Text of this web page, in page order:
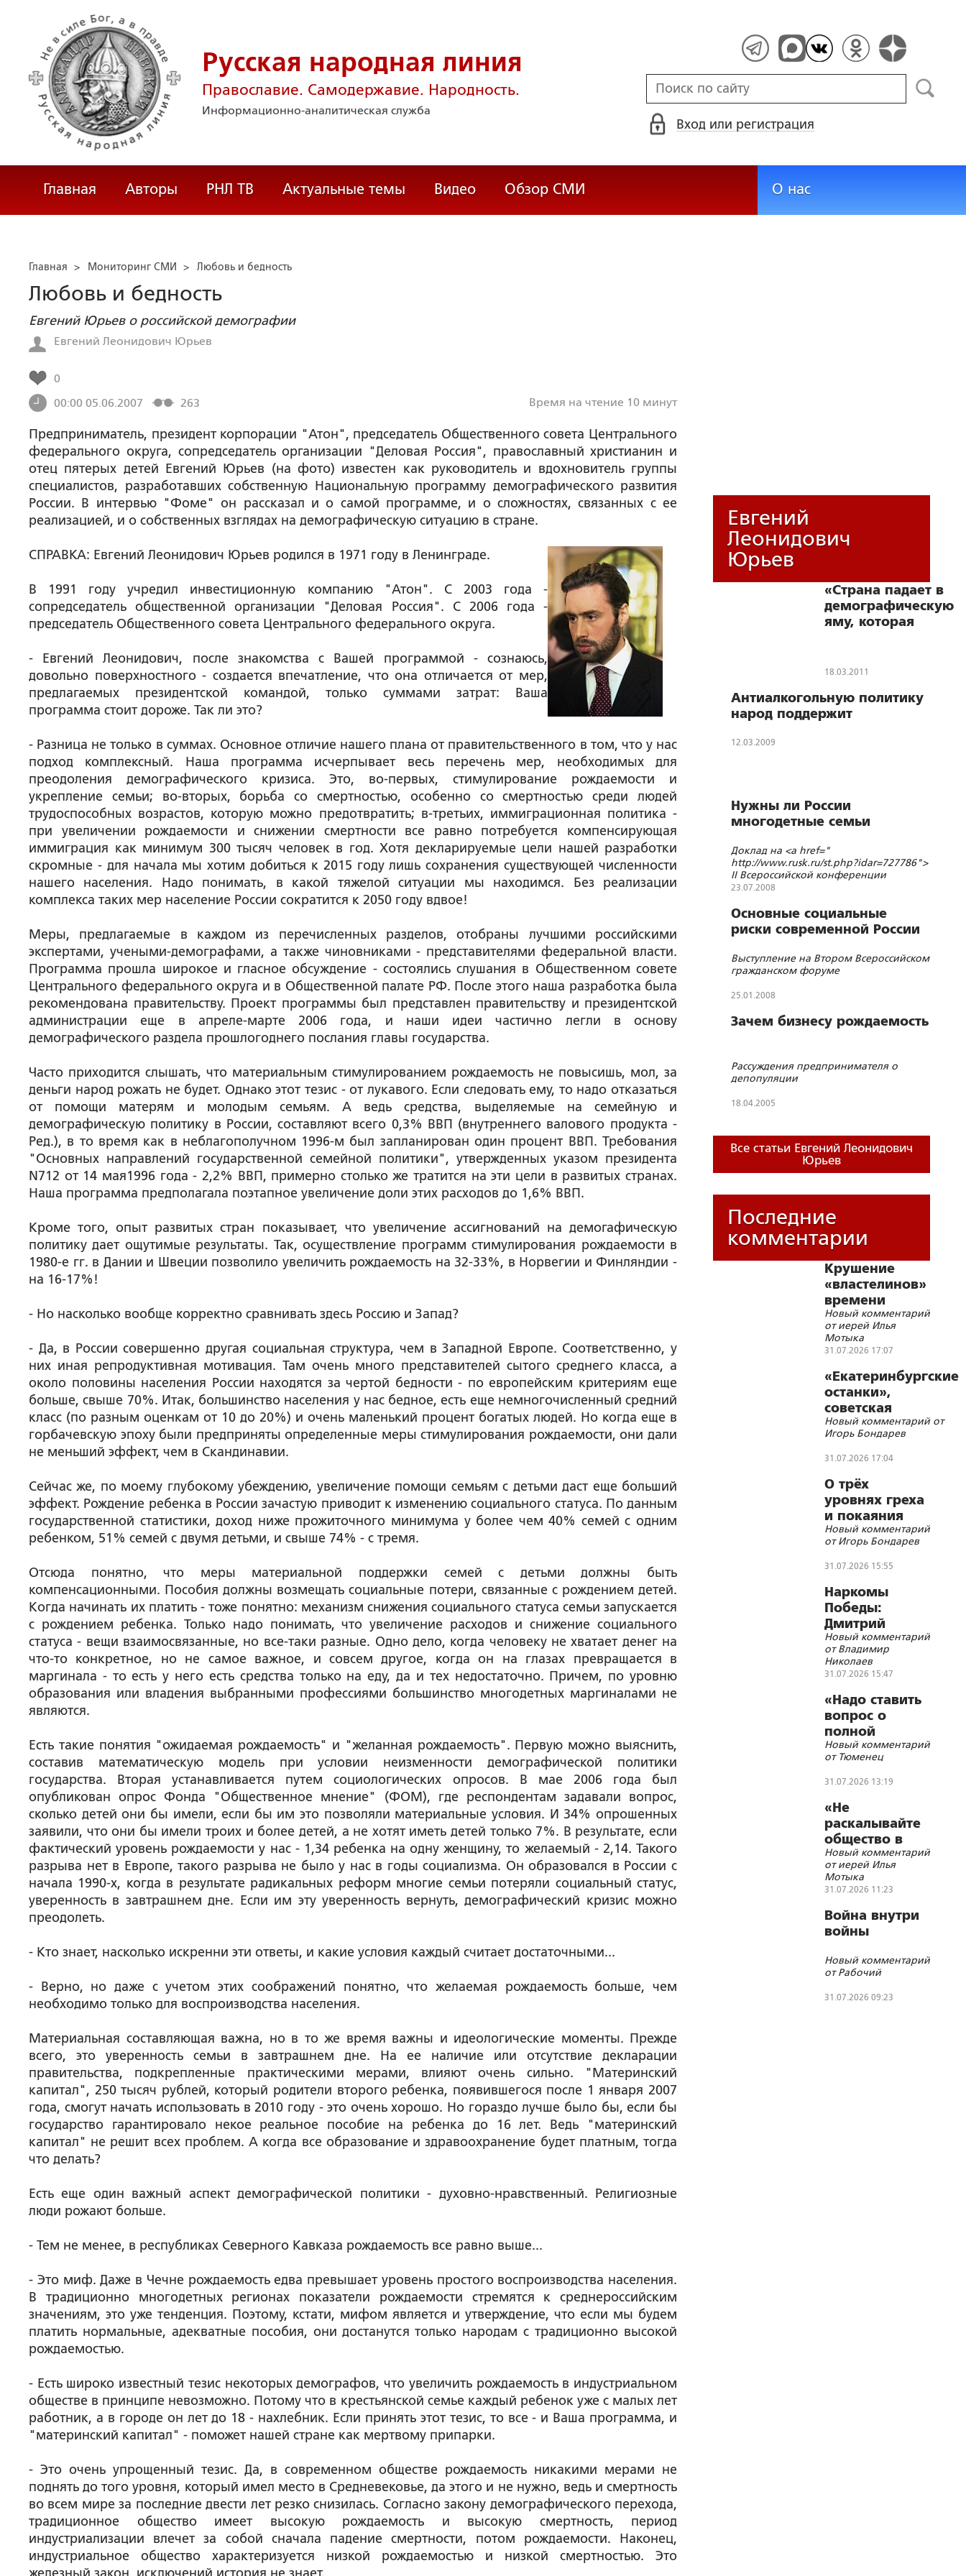
Русская народная линия
Православие. Самодержавие. Народность.
Информационно-аналитическая служба
Вход или регистрация
Главная Авторы РНЛ ТВ Актуальные темы Видео Обзор СМИ О нас
Главная > Мониторинг СМИ > Любовь и бедность
Любовь и бедность
Евгений Юрьев о российской демографии
Евгений Леонидович Юрьев
0
00:00 05.06.2007
263 Время на чтение 10 минут
Предприниматель, президент корпорации "Атон", председатель Общественного совета Центрального
федерального округа, сопредседатель организации "Деловая Россия", православный христианин и
отец пятерых детей Евгений Юрьев (на фото) известен как руководитель и вдохновитель группы
специалистов, разработавших собственную Национальную программу демографического развития
России. В интервью "Фоме" он рассказал и о самой программе, и о сложностях, связанных с ее
реализацией, и о собственных взглядах на демографическую ситуацию в стране.
СПРАВКА: Евгений Леонидович Юрьев родился в 1971 году в Ленинграде.
В 1991 году учредил инвестиционную компанию "Атон". С 2003 года -
сопредседатель общественной организации "Деловая Россия". С 2006 года -
председатель Общественного совета Центрального федерального округа.
- Евгений Леонидович, после знакомства с Вашей программой - сознаюсь,
довольно поверхностного - создается впечатление, что она отличается от мер,
предлагаемых президентской командой, только суммами затрат: Ваша
программа стоит дороже. Так ли это?
- Разница не только в суммах. Основное отличие нашего плана от правительственного в том, что у нас
подход комплексный. Наша программа исчерпывает весь перечень мер, необходимых для
преодоления демографического кризиса. Это, во-первых, стимулирование рождаемости и
укрепление семьи; во-вторых, борьба со смертностью, особенно со смертностью среди людей
трудоспособных возрастов, которую можно предотвратить; в-третьих, иммиграционная политика -
при увеличении рождаемости и снижении смертности все равно потребуется компенсирующая
иммиграция как минимум 300 тысяч человек в год. Хотя декларируемые цели нашей разработки
скромные - для начала мы хотим добиться к 2015 году лишь сохранения существующей численности
нашего населения. Надо понимать, в какой тяжелой ситуации мы находимся. Без реализации
комплекса таких мер население России сократится к 2050 году вдвое!
Меры, предлагаемые в каждом из перечисленных разделов, отобраны лучшими российскими
экспертами, учеными-демографами, а также чиновниками - представителями федеральной власти.
Программа прошла широкое и гласное обсуждение - состоялись слушания в Общественном совете
Центрального федерального округа и в Общественной палате РФ. После этого наша разработка была
рекомендована правительству. Проект программы был представлен правительству и президентской
администрации еще в апреле-марте 2006 года, и наши идеи частично легли в основу
демографического раздела прошлогоднего послания главы государства.
Часто приходится слышать, что материальным стимулированием рождаемость не повысишь, мол, за
деньги народ рожать не будет. Однако этот тезис - от лукавого. Если следовать ему, то надо отказаться
от помощи матерям и молодым семьям. А ведь средства, выделяемые на семейную и
демографическую политику в России, составляют всего 0,3% ВВП (внутреннего валового продукта -
Ред.), в то время как в неблагополучном 1996-м был запланирован один процент ВВП. Требования
"Основных направлений государственной семейной политики", утвержденных указом президента
N712 от 14 мая1996 года - 2,2% ВВП, примерно столько же тратится на эти цели в развитых странах.
Наша программа предполагала поэтапное увеличение доли этих расходов до 1,6% ВВП.
Кроме того, опыт развитых стран показывает, что увеличение ассигнований на демогафическую
политику дает ощутимые результаты. Так, осуществление программ стимулирования рождаемости в
1980-е гг. в Дании и Швеции позволило увеличить рождаемость на 32-33%, в Норвегии и Финляндии -
на 16-17%!
- Но насколько вообще корректно сравнивать здесь Россию и Запад?
- Да, в России совершенно другая социальная структура, чем в Западной Европе. Соответственно, у
них иная репродуктивная мотивация. Там очень много представителей сытого среднего класса, а
около половины населения России находятся за чертой бедности - по европейским критериям еще
больше, свыше 70%. Итак, большинство населения у нас бедное, есть еще немногочисленный средний
класс (по разным оценкам от 10 до 20%) и очень маленький процент богатых людей. Но когда еще в
горбачевскую эпоху были предприняты определенные меры стимулирования рождаемости, они дали
не меньший эффект, чем в Скандинавии.
Сейчас же, по моему глубокому убеждению, увеличение помощи семьям с детьми даст еще больший
эффект. Рождение ребенка в России зачастую приводит к изменению социального статуса. По данным
государственной статистики, доход ниже прожиточного минимума у более чем 40% семей с одним
ребенком, 51% семей с двумя детьми, и свыше 74% - с тремя.
Отсюда понятно, что меры материальной поддержки семей с детьми должны быть
компенсационными. Пособия должны возмещать социальные потери, связанные с рождением детей.
Когда начинать их платить - тоже понятно: механизм снижения социального статуса семьи запускается
с рождением ребенка. Только надо понимать, что увеличение расходов и снижение социального
статуса - вещи взаимосвязанные, но все-таки разные. Одно дело, когда человеку не хватает денег на
что-то конкретное, но не самое важное, и совсем другое, когда он на глазах превращается в
маргинала - то есть у него есть средства только на еду, да и тех недостаточно. Причем, по уровню
образования или владения выбранными профессиями большинство многодетных маргиналами не
являются.
Есть такие понятия "ожидаемая рождаемость" и "желанная рождаемость". Первую можно выяснить,
составив математическую модель при условии неизменности демографической политики
государства. Вторая устанавливается путем социологических опросов. В мае 2006 года был
опубликован опрос Фонда "Общественное мнение" (ФОМ), где респондентам задавали вопрос,
сколько детей они бы имели, если бы им это позволяли материальные условия. И 34% опрошенных
заявили, что они бы имели троих и более детей, а не хотят иметь детей только 7%. В результате, если
фактический уровень рождаемости у нас - 1,34 ребенка на одну женщину, то желаемый - 2,14. Такого
разрыва нет в Европе, такого разрыва не было у нас в годы социализма. Он образовался в России с
начала 1990-х, когда в результате радикальных реформ многие семьи потеряли социальный статус,
уверенность в завтрашнем дне. Если им эту уверенность вернуть, демографический кризис можно
преодолеть.
- Кто знает, насколько искренни эти ответы, и какие условия каждый считает достаточными...
- Верно, но даже с учетом этих соображений понятно, что желаемая рождаемость больше, чем
необходимо только для воспроизводства населения.
Материальная составляющая важна, но в то же время важны и идеологические моменты. Прежде
всего, это уверенность семьи в завтрашнем дне. На ее наличие или отсутствие декларации
правительства, подкрепленные практическими мерами, влияют очень сильно. "Материнский
капитал", 250 тысяч рублей, который родители второго ребенка, появившегося после 1 января 2007
года, смогут начать использовать в 2010 году - это очень хорошо. Но гораздо лучше было бы, если бы
государство гарантировало некое реальное пособие на ребенка до 16 лет. Ведь "материнский
капитал" не решит всех проблем. А когда все образование и здравоохранение будет платным, тогда
что делать?
Есть еще один важный аспект демографической политики - духовно-нравственный. Религиозные
люди рожают больше.
- Тем не менее, в республиках Северного Кавказа рождаемость все равно выше...
- Это миф. Даже в Чечне рождаемость едва превышает уровень простого воспроизводства населения.
В традиционно многодетных регионах показатели рождаемости стремятся к среднероссийским
значениям, это уже тенденция. Поэтому, кстати, мифом является и утверждение, что если мы будем
платить нормальные, адекватные пособия, они достанутся только народам с традиционно высокой
рождаемостью.
- Есть широко известный тезис некоторых демографов, что увеличить рождаемость в индустриальном
обществе в принципе невозможно. Потому что в крестьянской семье каждый ребенок уже с малых лет
работник, а в городе он лет до 18 - нахлебник. Если принять этот тезис, то все - и Ваша программа, и
"материнский капитал" - поможет нашей стране как мертвому припарки.
- Это очень упрощенный тезис. Да, в современном обществе рождаемость никакими мерами не
поднять до того уровня, который имел место в Средневековье, да этого и не нужно, ведь и смертность
во всем мире за последние двести лет резко снизилась. Согласно закону демографического перехода,
традиционное общество имеет высокую рождаемость и высокую смертность, период
индустриализации влечет за собой сначала падение смертности, потом рождаемости. Наконец,
индустриальное общество характеризуется низкой рождаемостью и низкой смертностью. Это
железный закон, исключений история не знает.
Евгений
Леонидович
Юрьев
«Страна падает в
демографическую
яму, которая
18.03.2011
Антиалкогольную политику
народ поддержит
12.03.2009
Нужны ли России
многодетные семьи
Доклад на <a href="
http://www.rusk.ru/st.php?idar=727786">
II Всероссийской конференции
"Многодетная семья в современной
23.07.2008
Основные социальные
риски современной России
Выступление на Втором Всероссийском
гражданском форуме
25.01.2008
Зачем бизнесу рождаемость
Рассуждения предпринимателя о
депопуляции
18.04.2005
Все статьи Евгений Леонидович
Юрьев
Последние
комментарии
Крушение
«властелинов»
времени
Новый комментарий
от иерей Илья
Мотыка
31.07.2026 17:07
«Екатеринбургские
останки»,
советская
символика и
цифровизации
Новый комментарий от
Игорь Бондарев
31.07.2026 17:04
О трёх
уровнях греха
и покаяния
Новый комментарий
от Игорь Бондарев
31.07.2026 15:55
Наркомы
Победы:
Дмитрий
Устинов
Новый комментарий
от Владимир
Николаев
31.07.2026 15:47
«Надо ставить
вопрос о
полной
блокаде
Украины»
Новый комментарий
от Тюменец
31.07.2026 13:19
«Не
раскалывайте
общество в
угоду врагам»
Новый комментарий
от иерей Илья
Мотыка
31.07.2026 11:23
Война внутри
войны
Новый комментарий
от Рабочий
31.07.2026 09:23